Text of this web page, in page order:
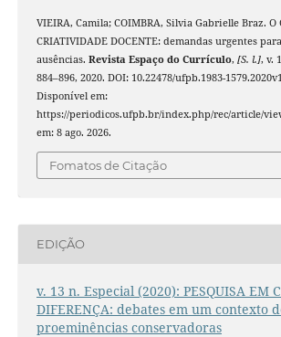
VIEIRA, Camila; COIMBRA, Silvia Gabrielle Braz. O
CRIATIVIDADE DOCENTE: demandas urgentes
ausências. Revista Espaço do Currículo, [S. l.], v.
884–896, 2020. DOI: 10.22478/ufpb.1983-
Disponível em:
https://periodicos.ufpb.br/index.php/rec/article/
em: 8 ago. 2026.
Fomatos de Citação
EDIÇÃO
v. 13 n. Especial (2020): PESQUISA EM
DIFERENÇA: debates em um contexto
proeminências conservadoras